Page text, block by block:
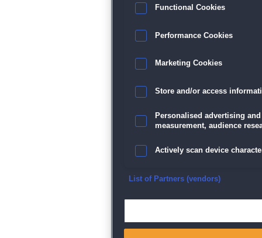
Functional Cookies
Performance Cookies
Marketing Cookies
Store and/or access
Personalised advertising
measurement, audience
Actively scan device
Ensure security, prevent
List of Partners (vendors)